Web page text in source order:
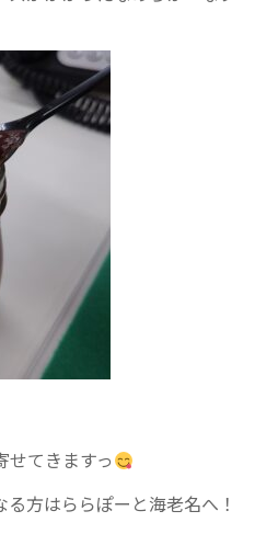
せてきますっ
方はららぽーと海老名へ！